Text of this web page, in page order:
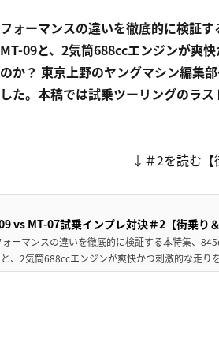
ォーマンスの違いを徹底的に検証
09と、2気筒688ccエンジンが爽
か？ 東京上野のヤングマシン編集
た。本稿では試乗ツーリングのラ
↓＃2を読む【
vs MT-07試乗インプレ対決＃2【街乗り＆
ォーマンスの違いを徹底的に検証する本特集、
、2気筒688ccエンジンが爽快かつ刺激的な走